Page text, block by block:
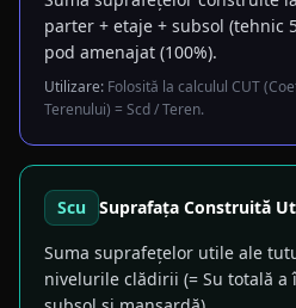
parter + etaje + subsol (tehnic
pod amenajat (100%).
Utilizare: Folosită la calculul CUT
Terenului) = Scd / Teren.
Scu
Suprafața Construită
Suma suprafețelor utile ale
nivelurile clădirii (= Su totală